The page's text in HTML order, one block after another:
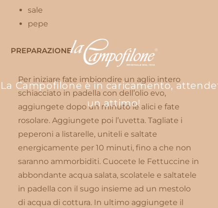
La Campofilone è in caricamento,
un attimo!
sale
pepe
PREPARAZIONE
Per iniziare fate imbiondire un aglio intero
schiacciato in padella con dell’olio evo,
aggiungete dopo un minuto le alici e fate
rosolare. Aggiungete poi l’uvetta. Tagliate i
peperoni a listarelle, uniteli e saltate
energicamente per 10 minuti, fino a che non
saranno ammorbiditi. Cuocete le Fettuccine in
abbondante acqua salata, scolatele e saltatele
in padella con il sugo insieme ad un mestolo
di acqua di cottura. In ultimo aggiungete il